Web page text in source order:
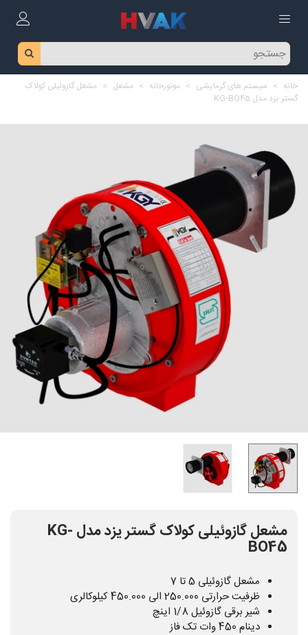
خانه > سیستم های گرمایشی > موتورخانه > مشعل > مشعل گازوئیلی کولاک
گستر یزد مدل KG-BO45
مشعل گازوئیلی کولاک گستر یزد مدل KG-
BO45
مشعل گازوئیلی 5 تا 7
ظرفیت حرارتی 250.000 الی 450.000 کیلوکالری
شیر برقی گازوئیل 1/8 اینچ
دینام 450 وات تک فاز